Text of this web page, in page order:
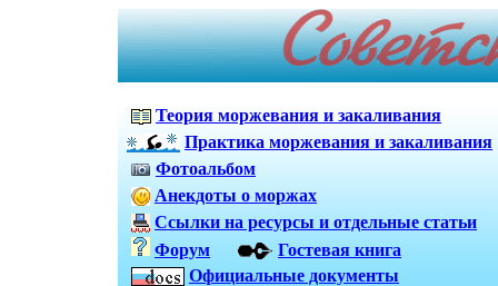
Теория моржевания и закаливания
Практика моржевания и закаливания
Фотоальбом
Анекдоты о моржах
Ссылки на ресурсы и отдельные статьи
Форум
Гостевая книга
Официальные документы